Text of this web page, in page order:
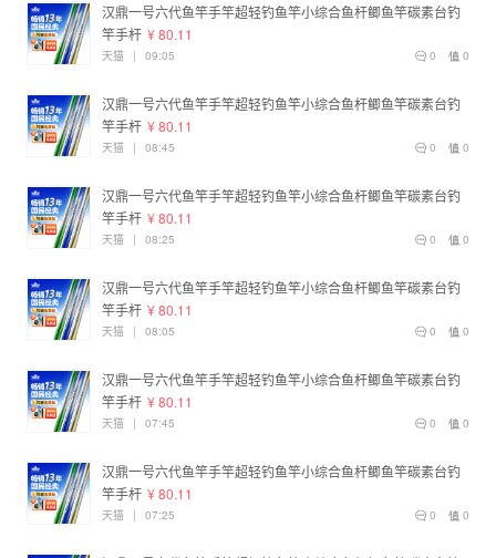
汉鼎一号六代鱼竿手竿超轻钓鱼竿小综合鱼杆鲫鱼竿碳素台钓
竿手杆 ¥ 80.11
0
0
天猫 | 09:05
汉鼎一号六代鱼竿手竿超轻钓鱼竿小综合鱼杆鲫鱼竿碳素台钓
竿手杆 ¥ 80.11
0
0
天猫 | 08:45
汉鼎一号六代鱼竿手竿超轻钓鱼竿小综合鱼杆鲫鱼竿碳素台钓
竿手杆 ¥ 80.11
0
0
天猫 | 08:25
汉鼎一号六代鱼竿手竿超轻钓鱼竿小综合鱼杆鲫鱼竿碳素台钓
竿手杆 ¥ 80.11
0
0
天猫 | 08:05
汉鼎一号六代鱼竿手竿超轻钓鱼竿小综合鱼杆鲫鱼竿碳素台钓
竿手杆 ¥ 80.11
0
0
天猫 | 07:45
汉鼎一号六代鱼竿手竿超轻钓鱼竿小综合鱼杆鲫鱼竿碳素台钓
竿手杆 ¥ 80.11
0
0
天猫 | 07:25